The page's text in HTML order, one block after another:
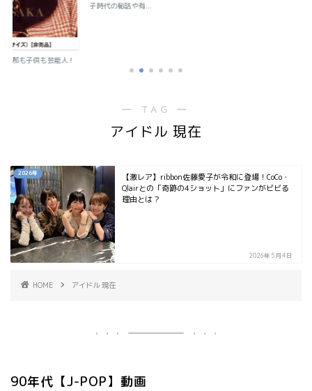
旦那も子供も芸能人！
子時代の秘話や有...
― TAG ―
アイドル 現在
2026年
【激レア】ribbon佐藤愛子が令和に登場！CoCo・
Qlairとの「奇跡の4ショット」にファンがビビる
理由とは？
2026年5月4日
HOME アイドル 現在
90年代【J-POP】動画